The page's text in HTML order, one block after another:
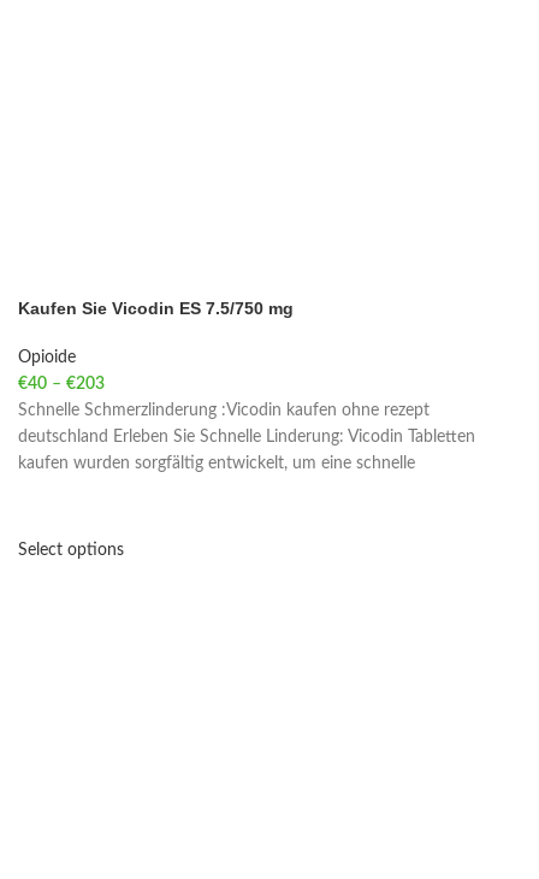
Kaufen Sie Vicodin ES 7.5/750 mg
Opioide
€40 – €203
Schnelle Schmerzlinderung :Vicodin kaufen ohne rezept
deutschland Erleben Sie Schnelle Linderung: Vicodin Tabletten
kaufen wurden sorgfältig entwickelt, um eine schnelle
Select options